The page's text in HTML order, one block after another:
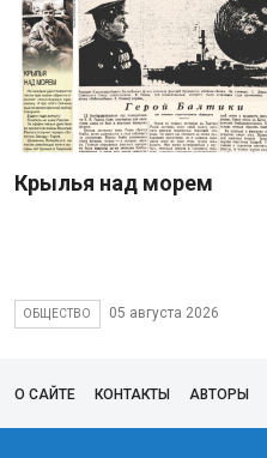
Крылья над морем
ОБЩЕСТВО 05 августа 2026
О САЙТЕ КОНТАКТЫ АВТОРЫ